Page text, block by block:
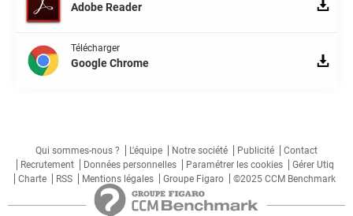
Adobe Reader
Télécharger
Google Chrome
Qui sommes-nous ? L'équipe Notre société Publicité
Contact
Recrutement
Données personnelles Paramétrer les cookies
Gérer Utiq
Charte
RSS Mentions légales Groupe Figaro ©2025 CCM Benchmark